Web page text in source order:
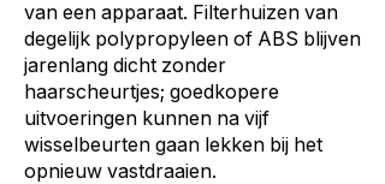
van een apparaat. Filterhuizen van
degelijk polypropyleen of ABS blijven
jarenlang dicht zonder
haarscheurtjes; goedkopere
uitvoeringen kunnen na vijf
wisselbeurten gaan lekken bij het
opnieuw vastdraaien.